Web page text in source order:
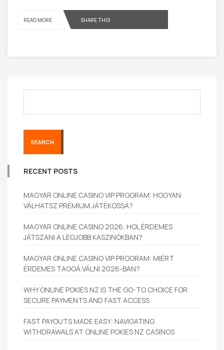
READ MORE SHARE THIS
SEARCH
RECENT POSTS
MAGYAR ONLINE CASINO VIP PROGRAM: HOGYAN
VÁLHATSZ PRÉMIUM JÁTÉKOSSÁ?
MAGYAR ONLINE CASINO 2026: HOL ÉRDEMES
JÁTSZANI A LEGJOBB KASZINÓKBAN?
MAGYAR ONLINE CASINO VIP PROGRAM: MIÉRT
ÉRDEMES TAGGÁ VÁLNI 2026-BAN?
WHY ONLINE POKIES NZ IS THE GO-TO CHOICE FOR
SECURE PAYMENTS AND FAST ACCESS
FAST PAYOUTS MADE EASY: NAVIGATING
WITHDRAWALS AT ONLINE POKIES NZ CASINOS